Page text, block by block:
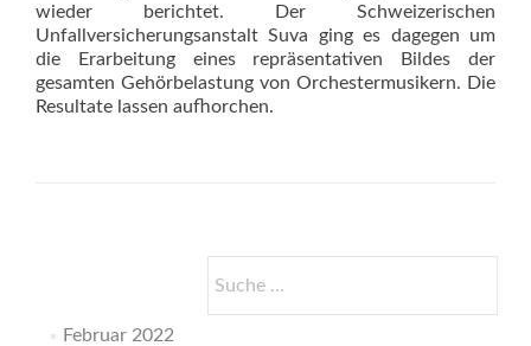
wieder berichtet. Der Schweizerischen
Unfallversicherungsanstalt Suva ging es dagegen um
die Erarbeitung eines repräsentativen Bildes der
gesamten Gehörbelastung von Orchestermusikern. Die
Resultate lassen aufhorchen.
nach:
Februar 2022